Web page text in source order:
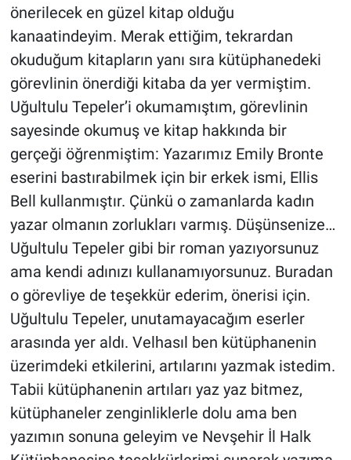
önerilecek en güzel kitap olduğu
kanaatindeyim. Merak ettiğim, tekrardan
okuduğum kitapların yanı sıra kütüphanedeki
görevlinin önerdiği kitaba da yer vermiştim.
Uğultulu Tepeler’i okumamıştım, görevlinin
sayesinde okumuş ve kitap hakkında bir
gerçeği öğrenmiştim: Yazarımız Emily Bronte
eserini bastırabilmek için bir erkek ismi, Ellis
Bell kullanmıştır. Çünkü o zamanlarda kadın
yazar olmanın zorlukları varmış. Düşünsenize…
Uğultulu Tepeler gibi bir roman yazıyorsunuz
ama kendi adınızı kullanamıyorsunuz. Buradan
o görevliye de teşekkür ederim, önerisi için.
Uğultulu Tepeler, unutamayacağım eserler
arasında yer aldı. Velhasıl ben kütüphanenin
üzerimdeki etkilerini, artılarını yazmak istedim.
Tabii kütüphanenin artıları yaz yaz bitmez,
kütüphaneler zenginliklerle dolu ama ben
yazımın sonuna geleyim ve Nevşehir İl Halk